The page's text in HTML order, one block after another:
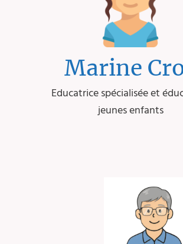
Marine
Educatrice spécialisée et
jeunes enfants